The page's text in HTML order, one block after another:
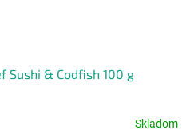
Sushi & Codfish 100 g
Skladom